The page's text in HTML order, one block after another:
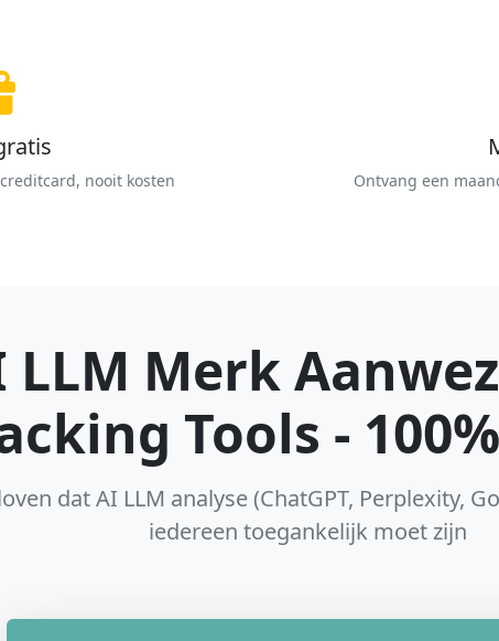
nooit kosten
Ontvang een
LLM Merk
Tools -
dat AI LLM analyse (ChatGPT, Perplexity,
iedereen toegankelijk moet zijn